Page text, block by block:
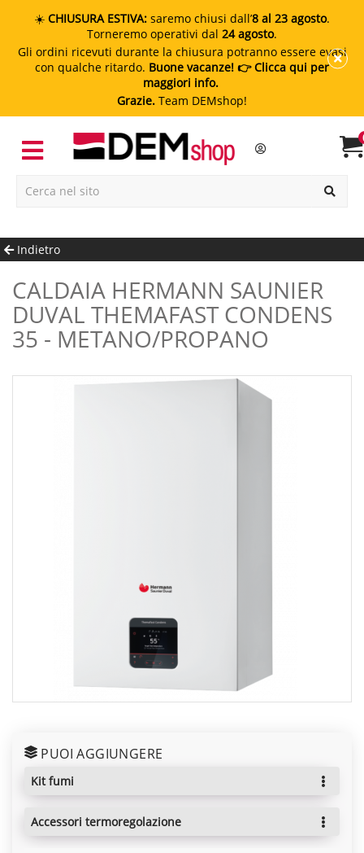
☀️ CHIUSURA ESTIVA: saremo chiusi dall’8 al 23 agosto.
Torneremo operativi dal 24 agosto.
Gli ordini ricevuti durante la chiusura potranno essere evasi
con qualche ritardo. Buone vacanze! 👉 Clicca qui per
maggiori info.
Grazie. Team DEMshop!
Indietro
CALDAIA HERMANN SAUNIER
DUVAL THEMAFAST CONDENS
35 - METANO/PROPANO
PUOI AGGIUNGERE
kit fumi
accessori termoregolazione